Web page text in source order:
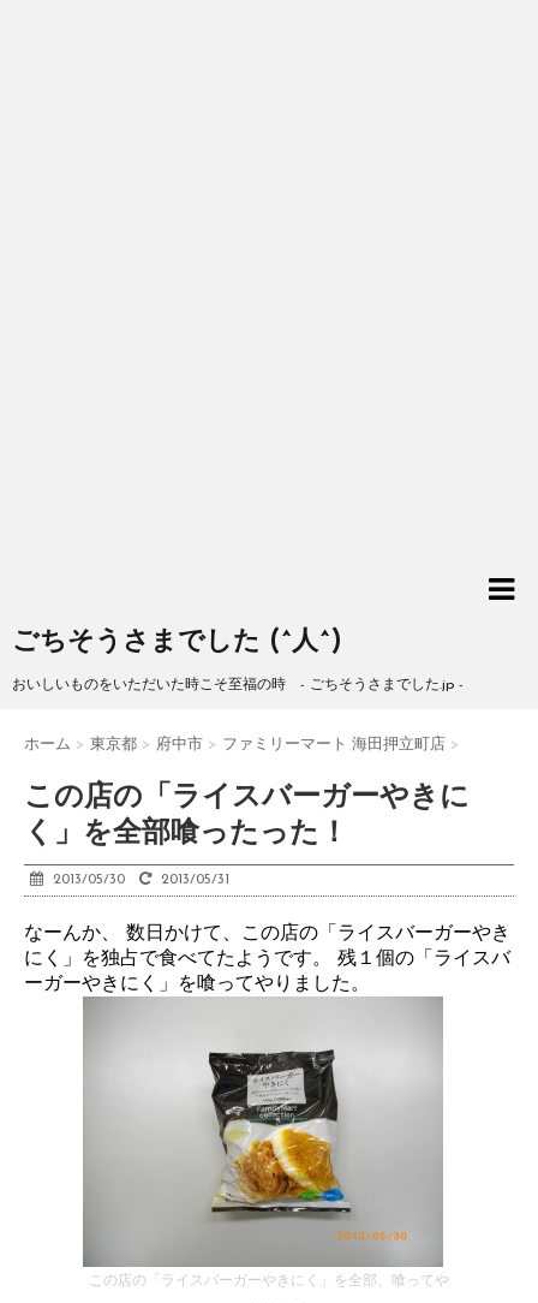
ごちそうさまでした (^人^)
おいしいものをいただいた時こそ至福の時 - ごちそうさまでした.jp -
ホーム > 東京都 > 府中市 > ファミリーマート 海田押立町店 >
この店の「ライスバーガーやきに
く」を全部喰ったった！
2013/05/30 2013/05/31
なーんか、 数日かけて、この店の「ライスバーガーやき
にく」を独占で食べてたようです。 残１個の「ライスバ
ーガーやきにく」を喰ってやりました。
この店の「ライスバーガーやきにく」を全部、喰ってや